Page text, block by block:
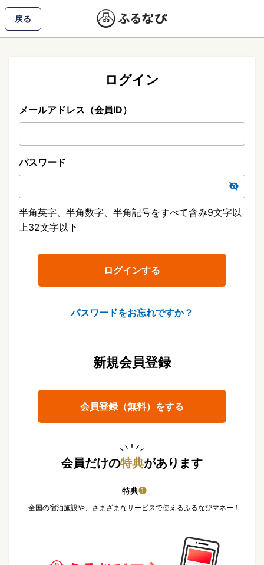
戻る
ログイン
メールアドレス（会員ID）
パスワード
半角英字、半角数字、半角記号をすべて含み9文字以
上32文字以下
パスワードをお忘れですか？
新規会員登録
会員登録（無料）をする
会員だけの特典があります
特典❶
全国の宿泊施設や、さまざまなサービスで使えるふるなびマネー！